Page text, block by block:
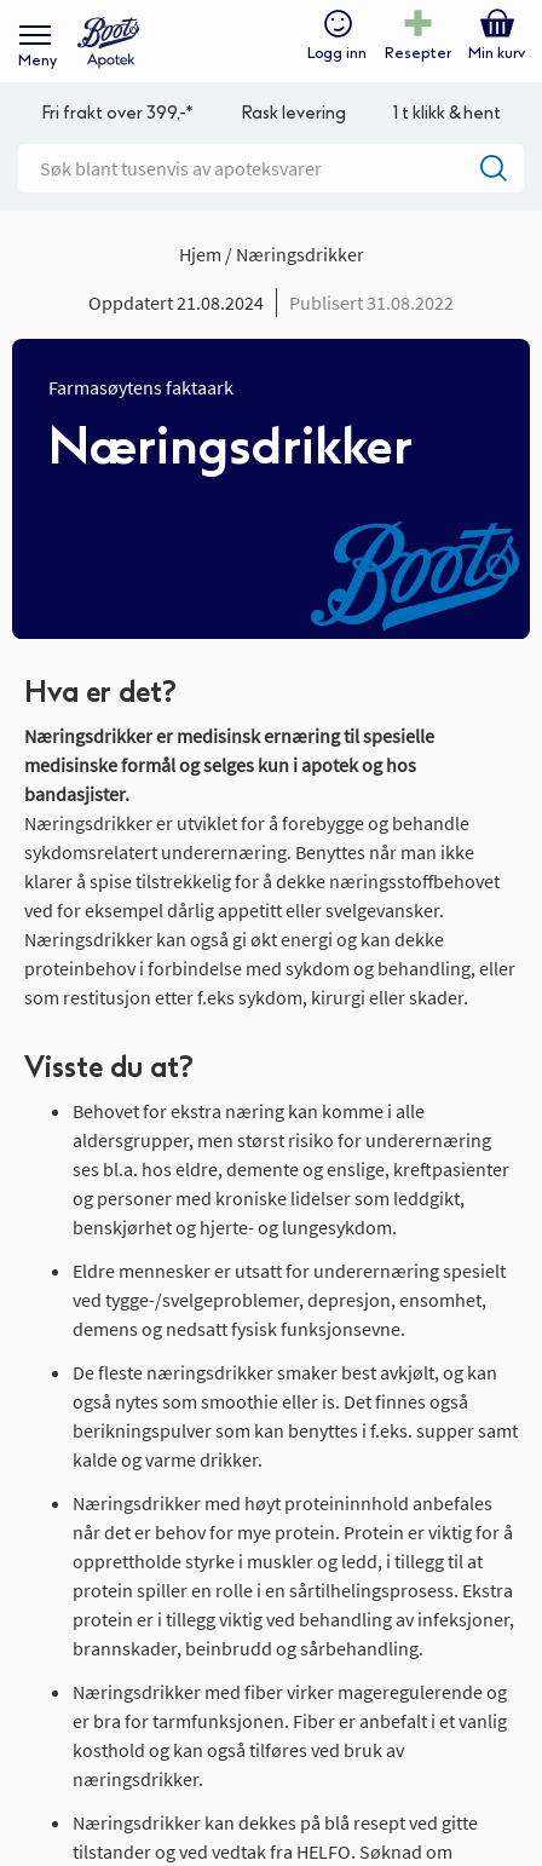
Meny Logg inn Resepter Min kurv
Fri frakt over 399,-* Rask levering 1 t klikk & hent
Hjem
Næringsdrikker
Oppdatert 21.08.2024
Publisert 31.08.2022
Farmasøytens faktaark
Næringsdrikker
Hva er det?
Næringsdrikker er medisinsk ernæring til spesielle
medisinske formål og selges kun i apotekog hos
bandasjister.
Næringsdrikker er utviklet for å forebygge og behandle
sykdomsrelatert underernæring. Benyttes når man ikke
klarer å spise tilstrekkelig for å dekke næringsstoffbehovet
ved for eksempel dårlig appetitt eller svelgevansker.
Næringsdrikker kan også gi økt energi og kan dekke
proteinbehov i forbindelse med sykdom og behandling, eller
som restitusjon etter f.eks sykdom, kirurgi eller skader.
Visste du at?
Behovet for ekstra næring kan komme i alle
aldersgrupper, men størst risiko for underernæring
ses bl.a. hos eldre, demente og enslige, kreftpasienter
og personer med kroniske lidelser som leddgikt,
benskjørhet og hjerte- og lungesykdom.
Eldre mennesker er utsatt for underernæring spesielt
ved tygge-/svelgeproblemer, depresjon, ensomhet,
demens og nedsatt fysisk funksjonsevne.
De fleste næringsdrikker smaker best avkjølt, og kan
også nytes som smoothie eller is. Det finnes også
berikningspulver som kan benyttes i f.eks. supper samt
kalde og varme drikker.
Næringsdrikker med høyt proteininnhold anbefales
når det er behov for mye protein. Protein er viktig for å
opprettholde styrke i muskler og ledd, i tillegg til at
protein spiller en rolle i en sårtilhelingsprosess. Ekstra
protein er i tillegg viktig ved behandling av infeksjoner,
brannskader, beinbrudd og sårbehandling.
Næringsdrikker med fiber virker mageregulerende og
er bra for tarmfunksjonen. Fiber er anbefalt i et vanlig
kosthold og kan også tilføres ved bruk av
næringsdrikker.
Næringsdrikker kan dekkes på blå resept ved gitte
tilstander og ved vedtak fra HELFO. Søknad om